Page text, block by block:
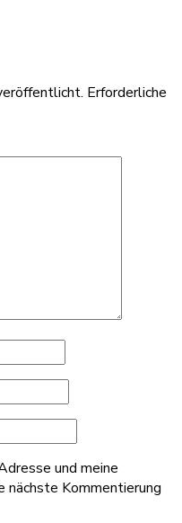
Erforderliche
und meine
Kommentierung